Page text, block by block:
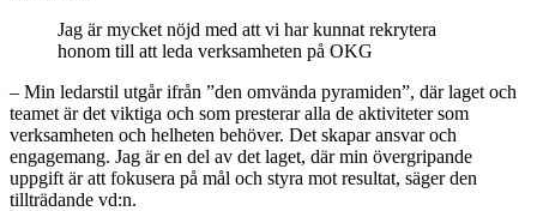
Jag är mycket nöjd med att vi har kunnat rekrytera
honom till att leda verksamheten på OKG
– Min ledarstil utgår ifrån ”den omvända pyramiden”, där laget och
teamet är det viktiga och som presterar alla de aktiviteter som
verksamheten och helheten behöver. Det skapar ansvar och
engagemang. Jag är en del av det laget, där min övergripande
uppgift är att fokusera på mål och styra mot resultat, säger den
tillträdande vd:n.